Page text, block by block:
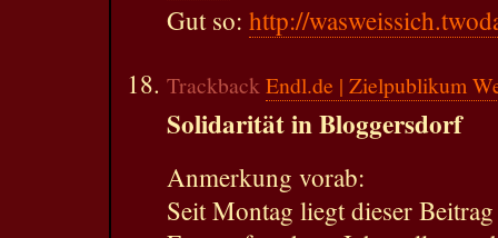
Gut so: http://
TrackbackEndl.de | Zielpublikum
Solidarität in Bloggersdorf
Anmerkung vorab:
Seit Montag liegt dieser